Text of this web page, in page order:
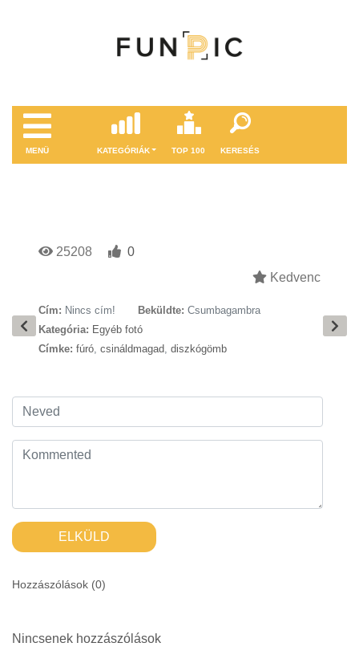
MENÜ KATEGÓRIÁK TOP 100 KERESÉS
25208
0
Kedvenc
Cím: Nincs cím! Beküldte: Csumbagambra
Kategória: Egyéb fotó
Címke: fúró, csináldmagad, diszkógömb
ELKÜLD
Hozzászólások (0)
Nincsenek hozzászólások